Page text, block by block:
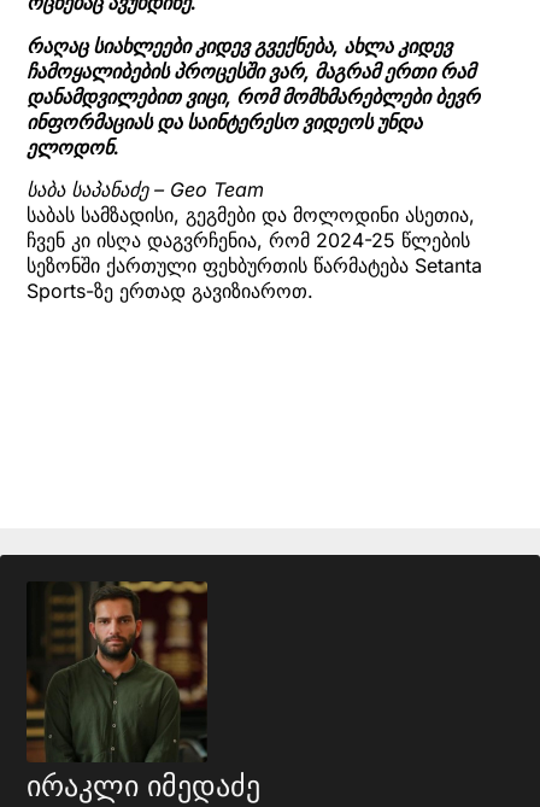
რაღაც სიახლეები კიდევ გვექნება, ახლა კიდევ
ჩამოყალიბების პროცესში ვარ, მაგრამ ერთი რამ
დანამდვილებით ვიცი, რომ მომხმარებლები ბევრ
ინფორმაციას და საინტერესო ვიდეოს უნდა
ელოდონ.
საბა საპანაძე – Geo Team
საბას სამზადისი, გეგმები და მოლოდინი ასეთია,
ჩვენ კი ისღა დაგვრჩენია, რომ 2024-25 წლების
სეზონში ქართული ფეხბურთის წარმატება Setanta
Sports-ზე ერთად გავიზიაროთ.
ირაკლი იმედაძე